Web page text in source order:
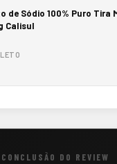
de Sódio 100% Puro Tira
Calisul
CONCLUSÃO DO REVIEW